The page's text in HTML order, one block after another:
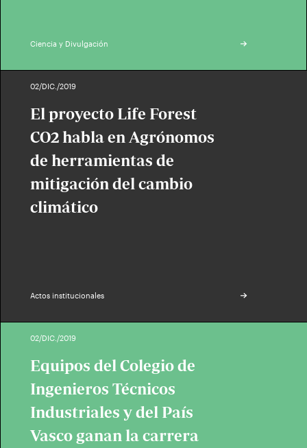
Ciencia y Divulgación
02/DIC./2019
El proyecto Life Forest
CO2 habla en Agrónomos
de herramientas de
mitigación del cambio
climático
Actos institucionales
02/DIC./2019
Equipos del Colegio de
Ingenieros Técnicos
Industriales y del País
Vasco ganan la carrera